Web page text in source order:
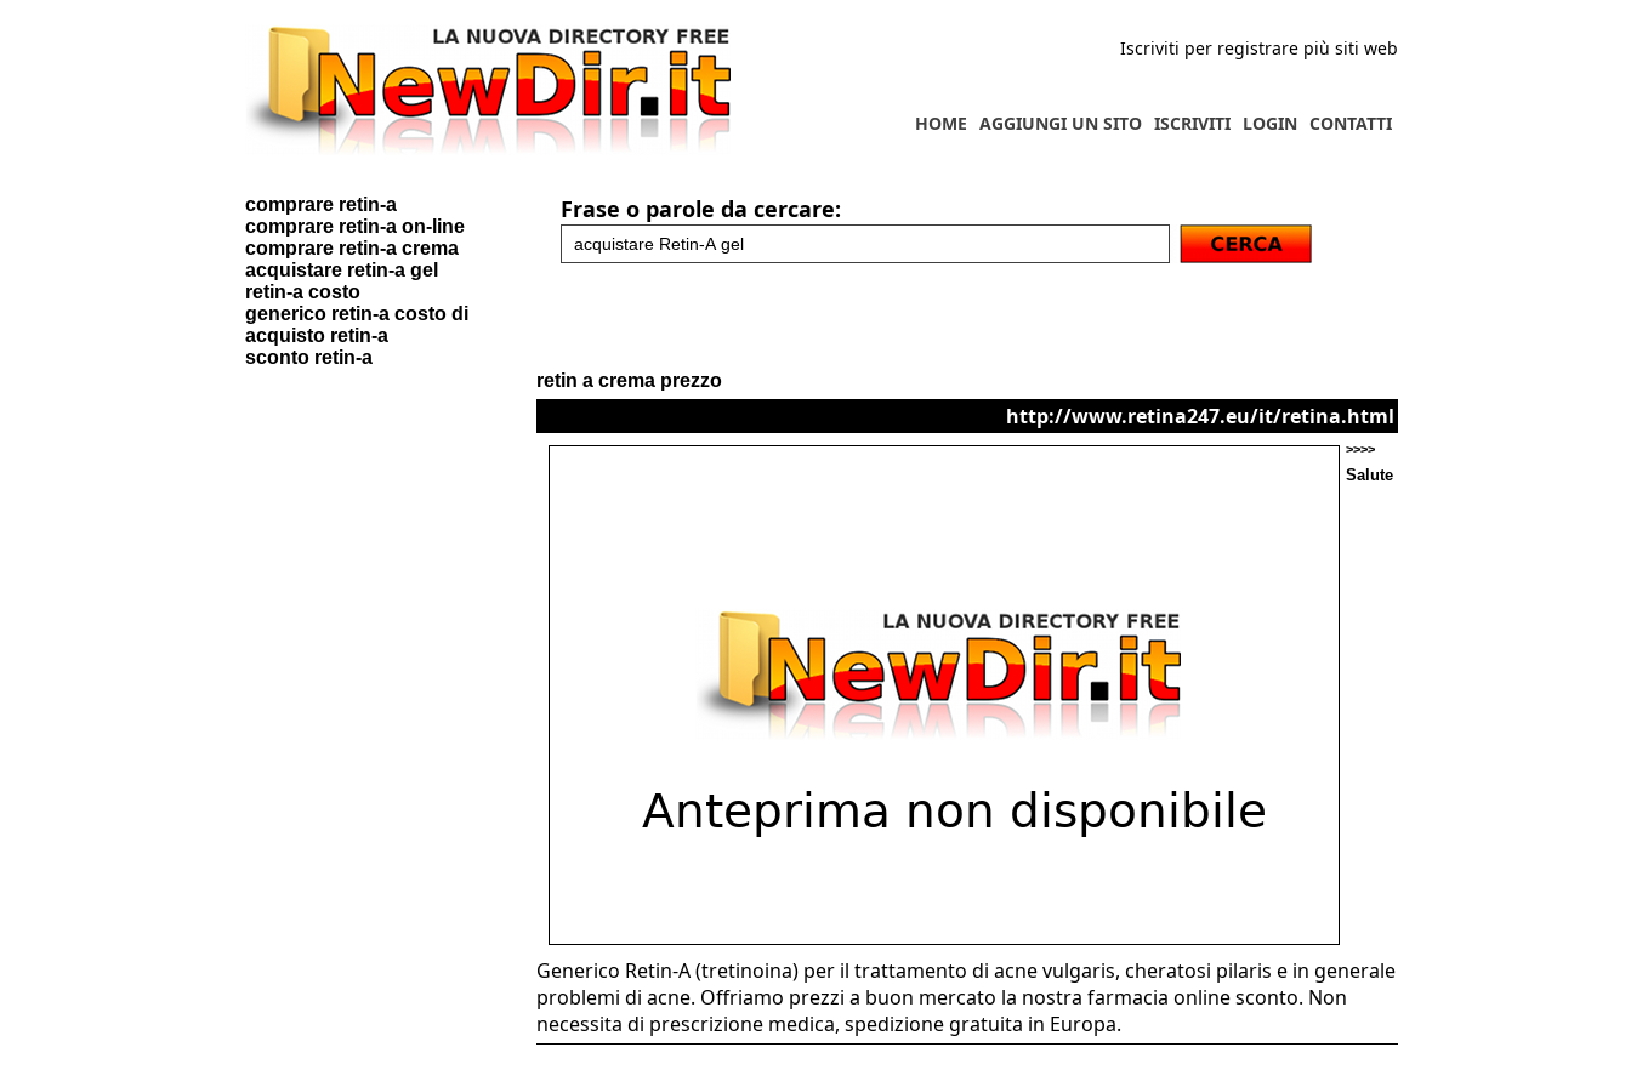
Iscriviti per registrare più siti web
CONTATTI
LOGIN
ISCRIVITI
AGGIUNGI UN SITO
HOME
comprare retin-a
comprare retin-a on-line
comprare retin-a crema
acquistare retin-a gel
retin-a costo
generico retin-a costo di
acquisto retin-a
sconto retin-a
Frase o parole da cercare:
retin a crema prezzo
http://www.retina247.eu/it/retina.html
>>>>
Salute
Generico Retin-A (tretinoina) per il trattamento di acne vulgaris, cheratosi pilaris e in generale
problemi di acne. Offriamo prezzi a buon mercato la nostra farmacia online sconto. Non
necessita di prescrizione medica, spedizione gratuita in Europa.